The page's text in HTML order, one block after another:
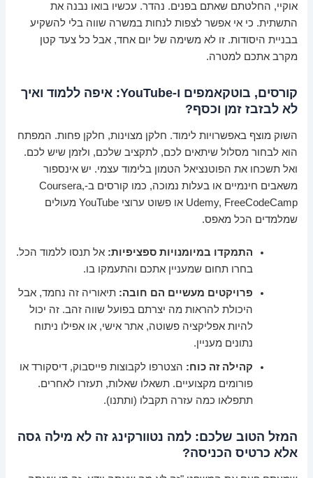
אוקיי, החלטתם שאתם בפנים. נהדר. עכשיו בואו נבנה את
התשתית. כי אי אפשר לצפות לנחות במשרה שווה בלי להשקיע
בבניית היסודות. זו לא משימה של יום אחד, אבל כל צעד קטן
מקרב אתכם למטרה.
קורסים, בוטקאמפים ו-YouTube: איפה ללמוד ואיך
לא לבזבז זמן וכסף?
השוק מוצף באפשרויות לימוד. חלקן מצוינות, חלקן פחות. המפתח
הוא לבחור מסלול שיתאים לכם, לתקציב שלכם, ולזמן שיש לכם.
ואל תשכחו את הפוטנציאל הטמון בלימוד עצמי. יש אינספור
משאבים חינמיים או בעלות נמוכה, כמו קורסים ב-Coursera,
Udemy, FreeCodeCamp או פשוט ערוצי YouTube מעולים
שמלמדים הכל מאפס.
התמקדו במיומנויות ספציפיות: אל תנסו ללמוד הכל.
בחרו תחום שמעניין אתכם והתעמקו בו.
פרויקטים מעשיים הם חובה: תיאוריה זה נחמד, אבל
היכולת להראות מה יצרתם בפועל שווה זהב. זה יכול
להיות אפליקציה פשוטה, אתר אישי, או אפילו ניתוח
נתונים מעניין.
קהילה זה כוח: הצטרפו לקבוצות פייסבוק, דיסקורד או
פורומים מקצועיים. תשאלו שאלות, תעזרו לאחרים.
תתפלאו כמה עזרה תקבלו (ותתנו).
המזל הטוב שלכם: למה נטוורקינג זה לא מילה גסה
אלא כרטיס הכניסה?